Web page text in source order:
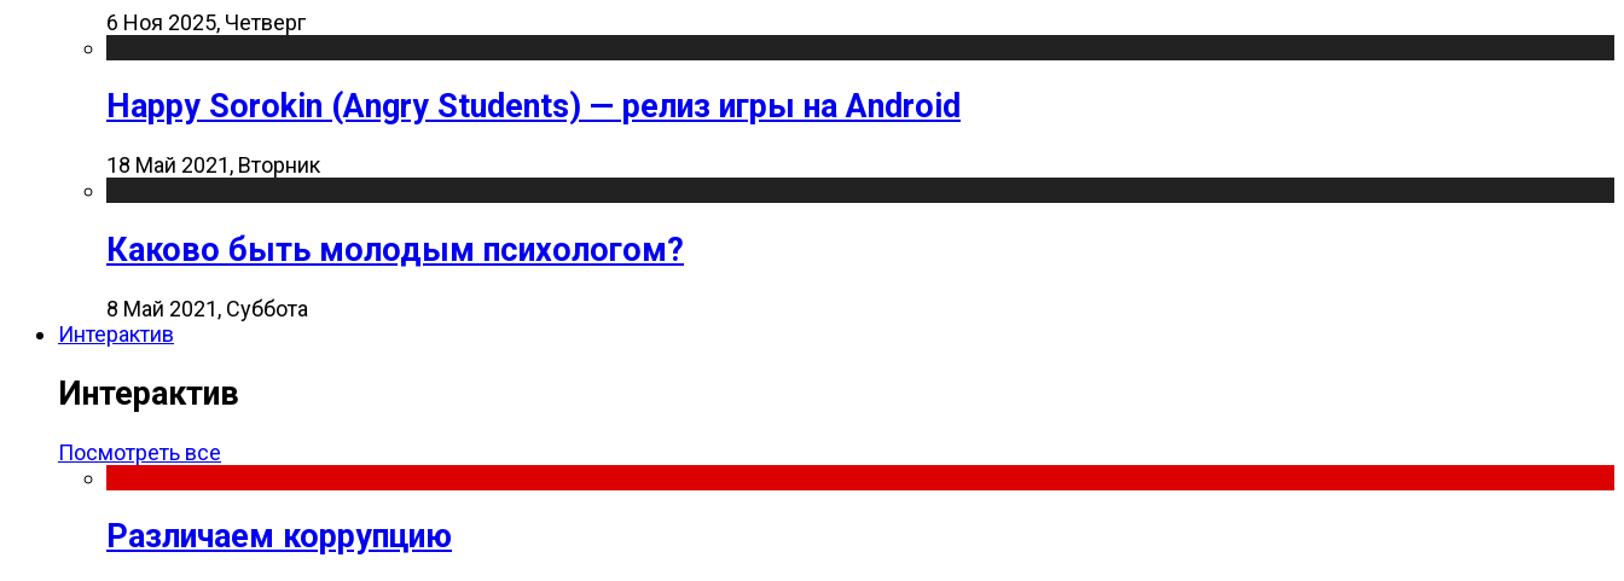
6 Ноя 2025, Четверг
Happy Sorokin (Angry Students) — релиз игры на Android
18 Май 2021, Вторник
Каково быть молодым психологом?
8 Май 2021, Суббота
Интерактив
Интерактив
Посмотреть все
Различаем коррупцию